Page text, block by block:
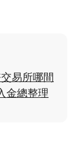
易所哪間
金總整理